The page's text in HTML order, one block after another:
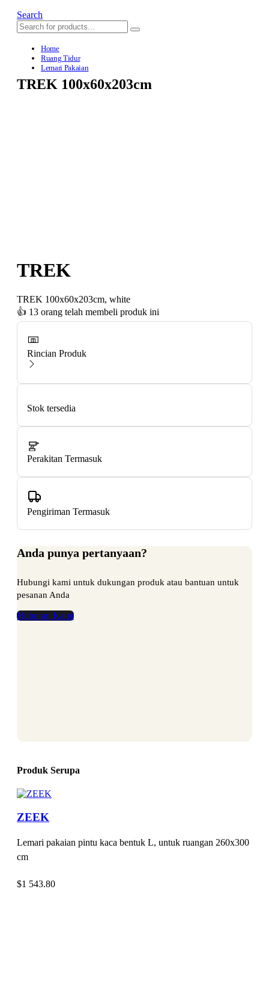
Search
Home
Ruang Tidur
Lemari Pakaian
TREK 100x60x203cm
TREK
TREK 100x60x203cm, white
👍 13 orang telah membeli produk ini
Rincian Produk
Stok tersedia
Perakitan Termasuk
Pengiriman Termasuk
Anda punya pertanyaan?
Hubungi kami untuk dukungan produk atau bantuan untuk
pesanan Anda
Hubungi Kami
Produk Serupa
ZEEK
Lemari pakaian pintu kaca bentuk L, untuk ruangan 260x300
cm
$1 543.80